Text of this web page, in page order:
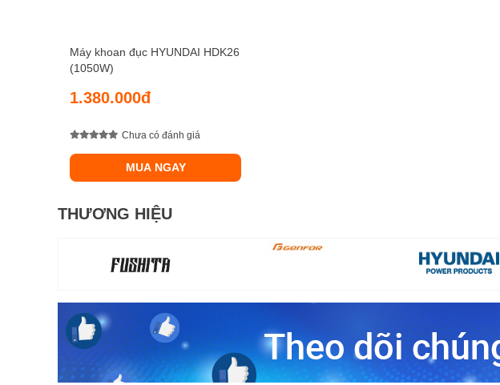
Máy khoan đục HYUNDAI HDK26
(1050W)
1.380.000đ
Chưa có đánh giá
MUA NGAY
THƯƠNG HIỆU